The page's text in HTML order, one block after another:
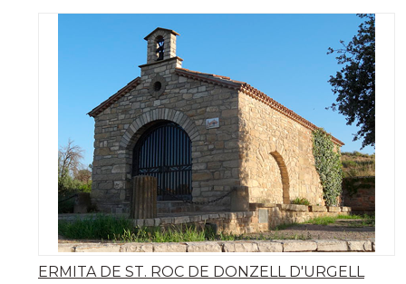
ERMITA DE ST. ROC DE DONZELL D'URGELL